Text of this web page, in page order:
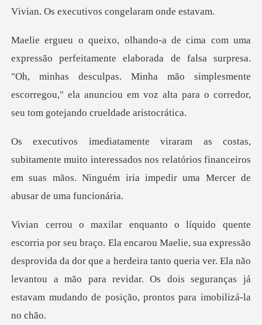
V
a de falsa surpresa.
"Oh, minhas desculpas. Minha mão simplesmente
escorregou," el
uito interessados nos relatórios financeiros
em suas mãos. N
sua expressão
desprovida da dor que a herdeira tanto queria ver. Ela não
levantou a mão para